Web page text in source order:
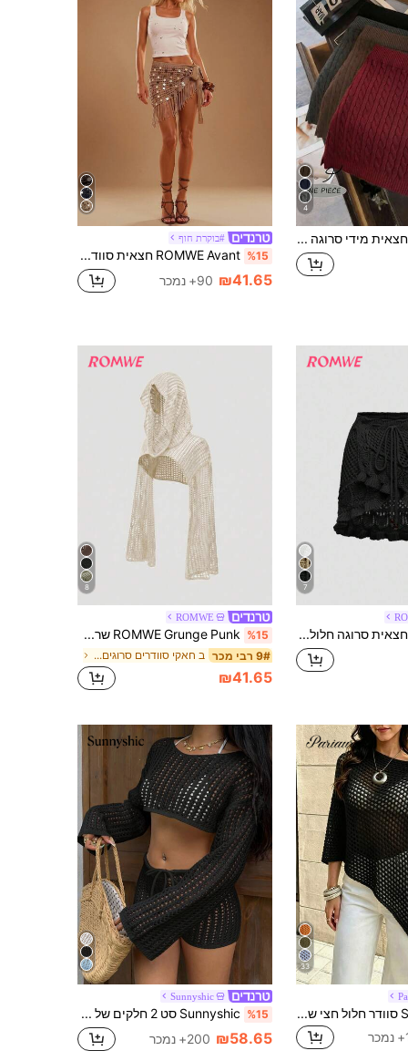
4.91
26K
4.91
26K
4
Franclia חצאית מידי סרוגה מינימליסטית חדשה וחדשה בתחילת האביב לנשים עם דוגמא פרחונית מעוותת לבנה וגזרה צדדית #בוקרת חוף
%15 ROMWE Avant חצאית סוודר אסימטרית עם נצנצים מבריקים לנשים וקשירה בצד, חצאית סרוגה סקסית מתאימה לחוף הים ולחופשה
₪41.65 90+ נמכר
7
ROMWE חצאית סרוגה חלולה לחוף הים לנשים בקיץ וחופשה
8
ROMWE
%15 ROMWE Grunge Punk שראג קצר מאוד עם קפוצ'ון, סריג חלול רב-שימושי בסגנון Y2k
9# רבי מכר ב חאקי סוודרים סרוגים רכים
₪41.65
33
SHEIN PariChic סוודר חלול חצי שקוף עם צוואון עגול וקו שוליים אסימטרי
Sunnyshic
%15 Sunnyshic סט 2 חלקים של סוודר ומכנסיים קצרים וסוודרים קז'ואל לחופשת קיץ לנשים
₪58.65 200+ נמכר